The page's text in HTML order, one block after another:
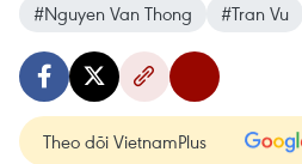
#Nguyen Van Thong
#Tran Vu
Theo dõi VietnamPlus